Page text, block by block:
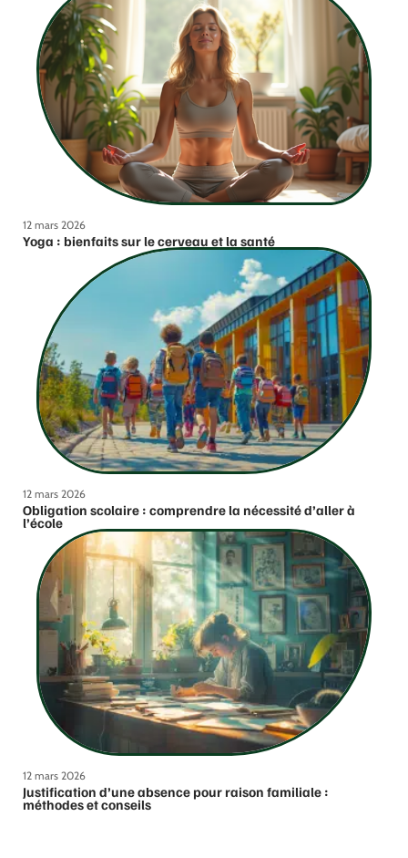
12 mars 2026
Yoga : bienfaits sur le cerveau et la santé
12 mars 2026
Obligation scolaire : comprendre la nécessité d’aller à
l’école
12 mars 2026
Justification d’une absence pour raison familiale :
méthodes et conseils